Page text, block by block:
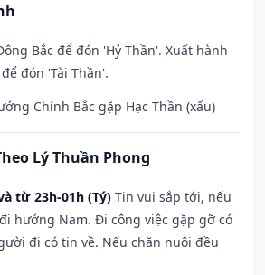
Bắc để đón 'Hỷ Thần'. Xuất hành
đón 'Tài Thần'.
Chính Bắc gặp Hạc Thần (xấu)
Lý Thuần Phong
từ 23h-01h (Tý) Tin vui sắp tới, nếu
hướng Nam. Đi công việc gặp gỡ có
đi có tin về. Nếu chăn nuôi đều